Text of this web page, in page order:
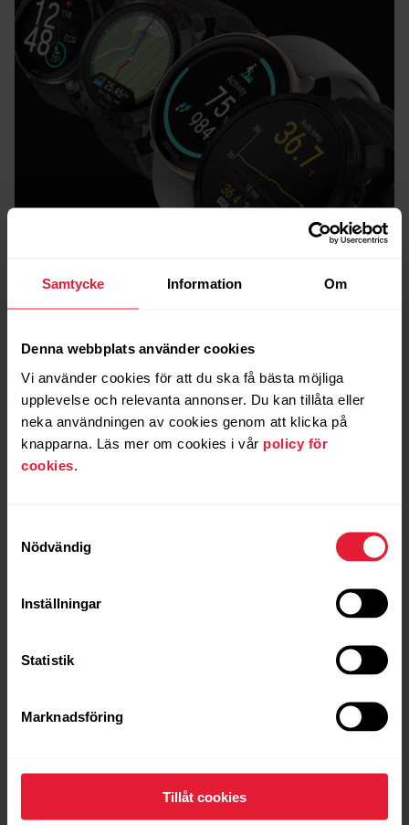
Samtycke Information Om
Denna webbplats använder cookies
Vi använder cookies för att du ska få bästa möjliga
upplevelse och relevanta annonser. Du kan tillåta eller
neka användningen av cookies genom att klicka på
knapparna. Läs mer om cookies i vår policy för
cookies
Nödvändig
Inställningar
Statistik
Marknadsföring
Tillåt cookies
Vilken Polar-klocka
är rätt för dig?
Jämför